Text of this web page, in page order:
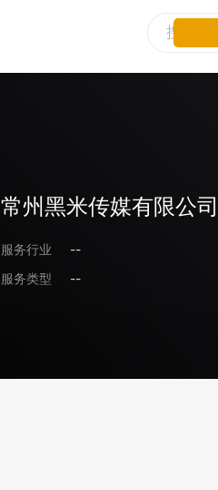
常州黑米传媒有限公司
服务行业
--
服务类型
--